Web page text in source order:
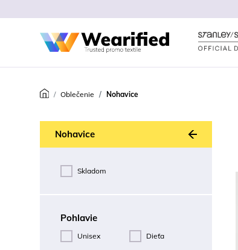
Oblečenie Nohavice
Nohavice Späť
Skladom
Pohlavie
Unisex Dieťa